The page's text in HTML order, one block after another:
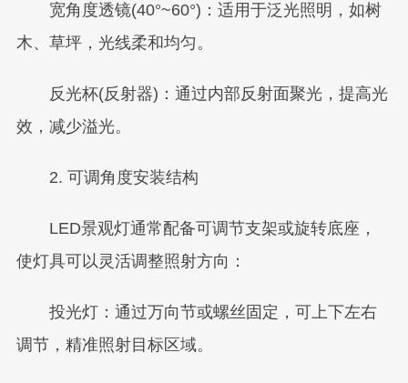
宽角度透镜(40°~60°)：适用于泛光照明，如树
木、草坪，光线柔和均匀。
反光杯(反射器)：通过内部反射面聚光，提高光
效，减少溢光。
2. 可调角度安装结构
LED景观灯通常配备可调节支架或旋转底座，
使灯具可以灵活调整照射方向：
投光灯：通过万向节或螺丝固定，可上下左右
调节，精准照射目标区域。